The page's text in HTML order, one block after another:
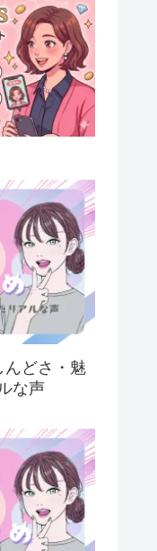
んどさ・魅
な声